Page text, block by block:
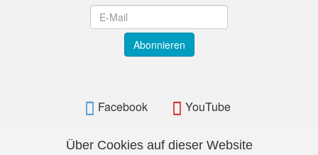
Abonnieren
Facebook YouTube
Über Cookies auf dieser Website